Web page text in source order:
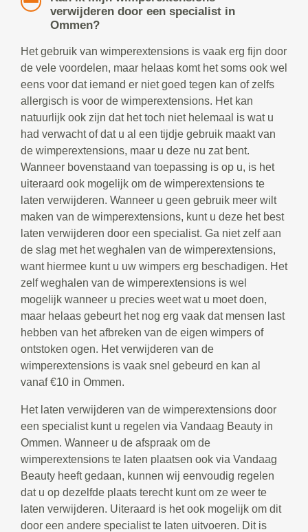
verwijderen door een specialist in
Ommen?
Het gebruik van wimperextensions is vaak erg fijn door
de vele voordelen, maar helaas komt het soms ook wel
eens voor dat iemand er niet goed tegen kan of zelfs
allergisch is voor de wimperextensions. Het kan
natuurlijk ook zijn dat het toch niet helemaal is wat u
had verwacht of dat u al een tijdje gebruik maakt van
de wimperextensions, maar u deze nu zat bent.
Wanneer bovenstaand van toepassing is op u, is het
uiteraard ook mogelijk om de wimperextensions te
laten verwijderen. Wanneer u geen gebruik meer wilt
maken van de wimperextensions, kunt u deze het best
laten verwijderen door een specialist. Ga niet zelf aan
de slag met het weghalen van de wimperextensions,
want hiermee kunt u uw wimpers erg beschadigen. Het
zelf weghalen van de wimperextensions is wel
mogelijk wanneer u precies weet wat u moet doen,
maar helaas gebeurt het nog erg vaak dat mensen last
hebben van het afbreken van de eigen wimpers of
ontstoken ogen. Het verwijderen van de
wimperextensions is vaak snel gebeurd en kan al
vanaf €10 in Ommen.
Het laten verwijderen van de wimperextensions door
een specialist kunt u regelen via Vandaag Beauty in
Ommen. Wanneer u de afspraak om de
wimperextensions te laten plaatsen ook via Vandaag
Beauty heeft gedaan, kunnen wij eenvoudig regelen
dat u op dezelfde plaats terecht kunt om ze weer te
laten verwijderen. Uiteraard is het ook mogelijk om dit
door een andere specialist te laten uitvoeren. Dit is